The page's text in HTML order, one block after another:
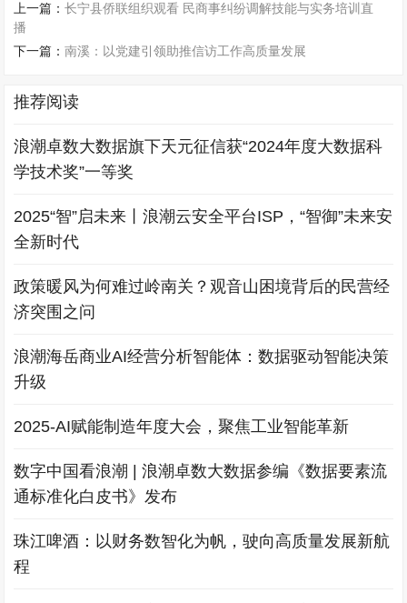
上一篇：长宁县侨联组织观看 民商事纠纷调解技能与实务培训直
播
下一篇：南溪：以党建引领助推信访工作高质量发展
推荐阅读
浪潮卓数大数据旗下天元征信获“2024年度大数据科
学技术奖”一等奖
2025“智”启未来丨浪潮云安全平台ISP，“智御”未来安
全新时代
政策暖风为何难过岭南关？观音山困境背后的民营经
济突围之问
浪潮海岳商业AI经营分析智能体：数据驱动智能决策
升级
2025-AI赋能制造年度大会，聚焦工业智能革新
数字中国看浪潮 | 浪潮卓数大数据参编《数据要素流
通标准化白皮书》发布
珠江啤酒：以财务数智化为帆，驶向高质量发展新航
程